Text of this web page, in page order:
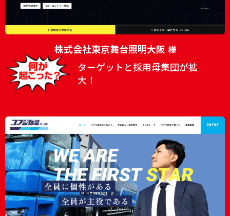
株式会社東京舞台照明大阪 様
ターゲットと採用母集団が拡
大！